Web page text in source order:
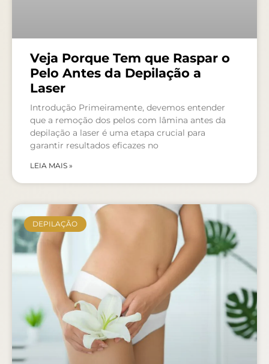
Veja Porque Tem que Raspar o
Pelo Antes da Depilação a
Laser
Introdução Primeiramente, devemos entender
que a remoção dos pelos com lâmina antes da
depilação a laser é uma etapa crucial para
garantir resultados eficazes no
LEIA MAIS »
DEPILAÇÃO